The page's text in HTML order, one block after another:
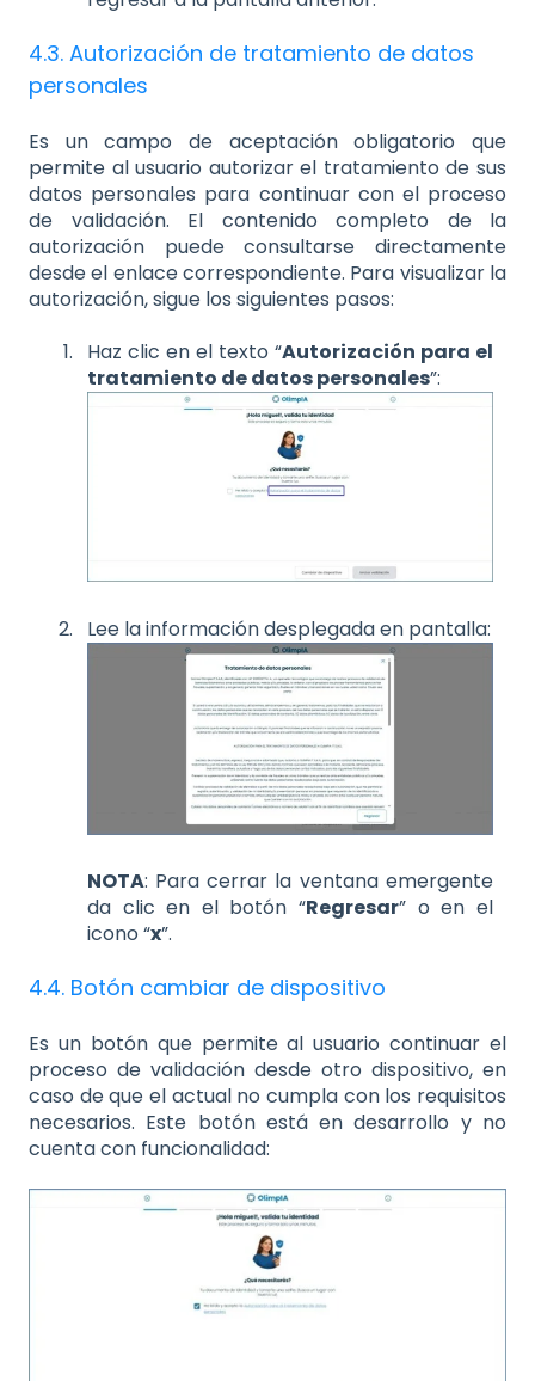
4.3. Autorización de tratamiento de datos
personales
Es un campo de aceptación obligatorio que
permite al usuario autorizar el tratamiento de sus
datos personales para continuar con el proceso
de validación. El contenido completo de la
autorización puede consultarse directamente
desde el enlace correspondiente. Para visualizar la
autorización, sigue los siguientes pasos:
Haz clic en el texto “Autorización para el
tratamiento de datos personales”:
Lee la información desplegada en pantalla:
NOTA: Para cerrar la ventana emergente
da clic en el botón “Regresar” o en el
icono “x”.
4.4. Botón cambiar de dispositivo
Es un botón que permite al usuario continuar el
proceso de validación desde otro dispositivo, en
caso de que el actual no cumpla con los requisitos
necesarios. Este botón está en desarrollo y no
cuenta con funcionalidad: